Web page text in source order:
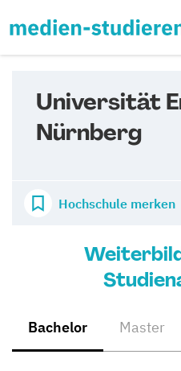
Universität
Nürnberg
Hochschule merken
Bachelor Master